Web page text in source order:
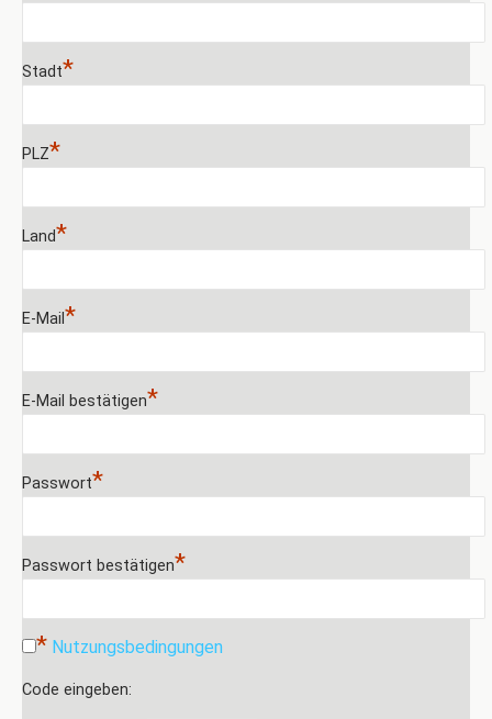
Stadt*
PLZ*
Land*
E-Mail *
E-Mail bestätigen*
Passwort*
Passwort bestätigen*
* Nutzungsbedingungen
Code eingeben: